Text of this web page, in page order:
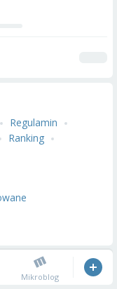
Regulamin
Ranking
Mikroblog